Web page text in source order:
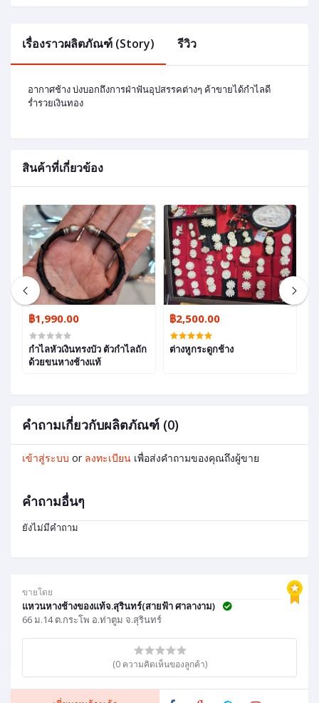
ขายโดย
แหวนหางช้างของแท้จ.สุรินทร์(สายฟ้า ศาลางาม)
66 ม.14 ต.กระโพ อ.ท่าตูม จ.สุรินทร์
(0 ความคิดเห็นของลูกค้า)
เรื่องราวผลิตภัณฑ์ (Story) รีวิว
อากาศช้าง บ่งบอกถึงการฝ่าฟันอุปสรรคต่างๆ ค้าขายได้กำไลดี
ร่ำรวยเงินทอง
สินค้าที่เกี่ยวข้อง
฿1,990.00
กำไลหัวเงินทรงบัว ตัวกำไลถัก
ด้วยขนหางช้างแท้
฿2,500.00
ต่างหูกระดูกช้าง
คำถามเกี่ยวกับผลิตภัณฑ์ (0)
เข้าสู่ระบบ or ลงทะเบียน เพื่อส่งคำถามของคุณถึงผู้ขาย
คำถามอื่นๆ
ยังไม่มีคำถาม